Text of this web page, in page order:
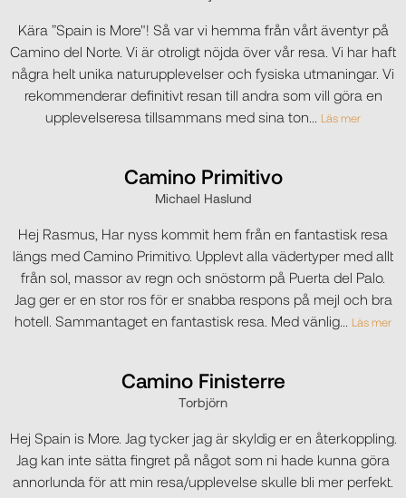
Kära ”Spain is More"! Så var vi hemma från vårt äventyr på
Camino del Norte. Vi är otroligt nöjda över vår resa. Vi har haft
några helt unika naturupplevelser och fysiska utmaningar. Vi
rekommenderar definitivt resan till andra som vill göra en
upplevelseresa tillsammans med sina ton
Läs mer
Camino Primitivo
Michael Haslund
Hej Rasmus, Har nyss kommit hem från en fantastisk resa
längs med Camino Primitivo. Upplevt alla vädertyper med allt
från sol, massor av regn och snöstorm på Puerta del Palo.
Jag ger er en stor ros för er snabba respons på mejl och bra
hotell. Sammantaget en fantastisk resa. Med vänlig
Läs mer
Camino Finisterre
Torbjörn
Hej Spain is More. Jag tycker jag är skyldig er en återkoppling.
Jag kan inte sätta fingret på något som ni hade kunna göra
annorlunda för att min resa/upplevelse skulle bli mer perfekt.